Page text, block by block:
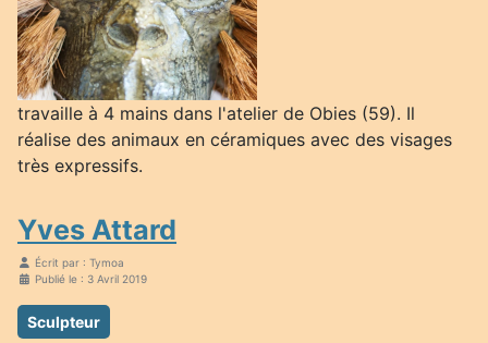
travaille à 4 mains dans l'atelier de Obies (59). Il
réalise des animaux en céramiques avec des visages
très expressifs.
Yves Attard
Écrit par : Tymoa
Publié le : 3 Avril 2019
Sculpteur